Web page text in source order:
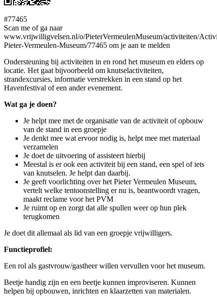
#77465
Scan me of ga naar
www.vrijwilligvelsen.nl/o/PieterVermeulenMuseum/activiteiten/
Pieter-Vermeulen-Museum/77465 om je aan te melden
Ondersteuning bij activiteiten in en rond het museum en elders op
locatie. Het gaat bijvoorbeeld om knutselactiviteiten,
strandexcursies, informatie verstrekken in een stand op het
Havenfestival of een ander evenement.
Wat ga je doen?
Je helpt mee met de organisatie van de activiteit of opbouw
van de stand in een groepje
Je denkt mee wat ervoor nodig is, helpt mee met materiaal
verzamelen
Je doet de uitvoering of assisteert hierbij
Meestal is er ook een activiteit bij een stand, een spel of iets
van knutselen. Je helpt dan daarbij.
Je geeft voorlichting over het Pieter Vermeulen Museum,
vertelt welke tentoonstelling er nu is, beantwoordt vragen,
maakt reclame voor het PVM
Je ruimt op en zorgt dat alle spullen weer op hun plek
terugkomen
Je doet dit allemaal als lid van een groepje vrijwilligers.
Functieprofiel:
Een rol als gastvrouw/gastheer willen vervullen voor het museum.
Beetje handig zijn en een beetje kunnen improviseren. Kunnen
helpen bij opbouwen, inrichten en klaarzetten van materialen.